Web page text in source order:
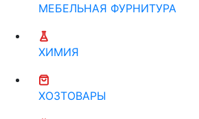
МЕБЕЛЬНАЯ ФУРНИТУРА
ХИМИЯ
ХОЗТОВАРЫ